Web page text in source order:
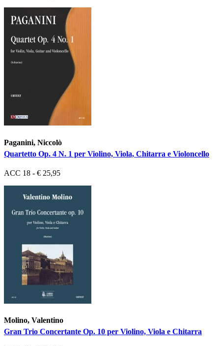
Paganini, Niccolò
Quartetto Op. 4 N. 1 per Violino, Viola, Chitarra e Violoncello
ACC 18 - € 25,95
Molino, Valentino
Gran Trio Concertante Op. 10 per Violino, Viola e Chitarra